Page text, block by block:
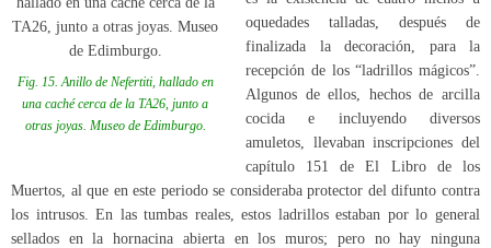
Fig. 15. Anillo de Nefertiti, hallado en
una caché cerca de la TA26, junto a
otras joyas. Museo de Edimburgo.
oquedades talladas, después de
finalizada la decoración, para la
recepción de los “ladrillos mágicos”.
Algunos de ellos, hechos de arcilla
cocida e incluyendo diversos
amuletos, llevaban inscripciones del
capítulo 151 de El Libro de los
Muertos, al que en este periodo se consideraba protector del difunto contra
los intrusos. En las tumbas reales, estos ladrillos estaban por lo general
sellados en la hornacina abierta en los muros; pero no hay ninguna